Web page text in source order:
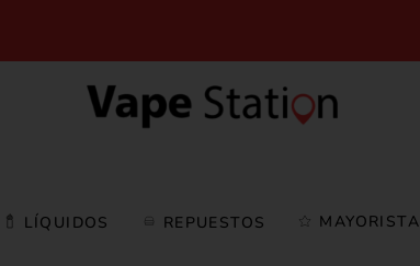
LÍQUIDOS REPUESTOS MAYORISTA